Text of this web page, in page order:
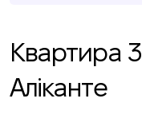
Квартира 3
Аліканте